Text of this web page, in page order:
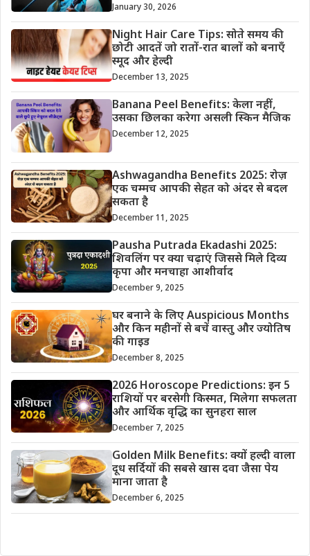
January 30, 2026
Night Hair Care Tips: सोते समय की
छोटी आदतें जो रातों-रात बालों को बनाएँ
स्मूद और हेल्दी
December 13, 2025
Banana Peel Benefits: केला नहीं,
उसका छिलका करेगा असली स्किन मैजिक
December 12, 2025
Ashwagandha Benefits 2025: रोज़
एक चम्मच आपकी सेहत को अंदर से बदल
सकता है
December 11, 2025
Pausha Putrada Ekadashi 2025:
शिवलिंग पर क्या चढ़ाएं जिससे मिले दिव्य
कृपा और मनचाहा आशीर्वाद
December 9, 2025
घर बनाने के लिए Auspicious Months
और किन महीनों से बचें वास्तु और ज्योतिष
की गाइड
December 8, 2025
2026 Horoscope Predictions: इन 5
राशियों पर बरसेगी किस्मत, मिलेगा सफलता
और आर्थिक वृद्धि का सुनहरा साल
December 7, 2025
Golden Milk Benefits: क्यों हल्दी वाला
दूध सर्दियों की सबसे खास दवा जैसा पेय
माना जाता है
December 6, 2025